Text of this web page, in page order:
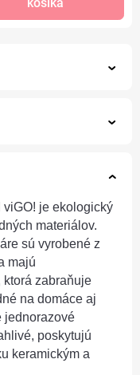
košíka
je ekologický
materiálov.
sú vyrobené z
majú
zabraňuje
na domáce aj
jednorazové
poskytujú
keramickým a